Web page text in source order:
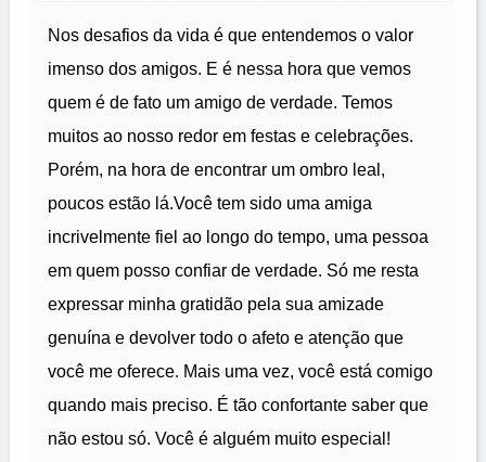
Nos desafios da vida é que entendemos o valor
imenso dos amigos. E é nessa hora que vemos
quem é de fato um amigo de verdade. Temos
muitos ao nosso redor em festas e celebrações.
Porém, na hora de encontrar um ombro leal,
poucos estão lá.Você tem sido uma amiga
incrivelmente fiel ao longo do tempo, uma pessoa
em quem posso confiar de verdade. Só me resta
expressar minha gratidão pela sua amizade
genuína e devolver todo o afeto e atenção que
você me oferece. Mais uma vez, você está comigo
quando mais preciso. É tão confortante saber que
não estou só. Você é alguém muito especial!